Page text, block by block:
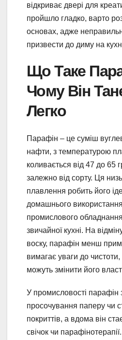
відкриває двері для
пройшло гладко, варто
основах, адже
призвести до диму на
Що Таке
Чому Він
Легко
Парафін – це суміш
нафти, з температурою
коливається від 47 до 65
залежно від сорту. Ця
плавлення робить його
домашнього
промислового
звичайної кухні. На
воску, парафін менш
вимагає уваги до
можуть змінити його
У промисловості парафін
просочування паперу чи
покриттів, а вдома він
свічок чи